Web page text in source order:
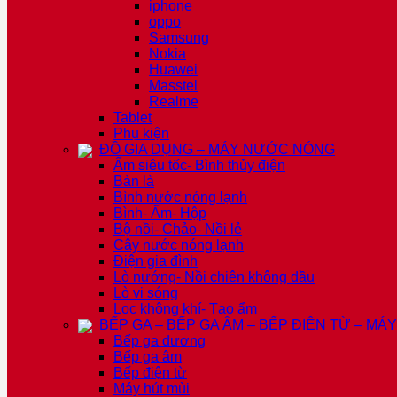
iphone
oppo
Samsung
Nokia
Huawei
Masstel
Realme
Tablet
Phụ kiện
ĐỒ GIA DỤNG – MÁY NƯỚC NÓNG
Ấm siêu tốc- Bình thủy điện
Bàn là
Bình nước nóng lạnh
Bình- Ấm- Hộp
Bộ nồi- Chảo- Nồi lẻ
Cây nước nóng lạnh
Điện gia đình
Lò nướng- Nồi chiên không dầu
Lò vi sóng
Lọc không khí- Tạo ẩm
BẾP GA – BẾP GA ÂM – BẾP ĐIỆN TỪ – MÁY
Bếp ga dương
Bếp ga âm
Bếp điện từ
Máy hút mùi